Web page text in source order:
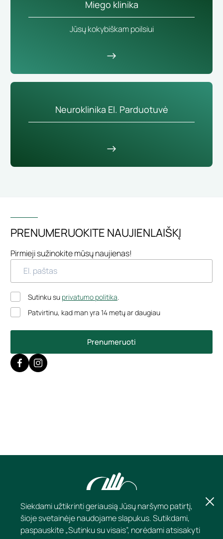
Miego klinika
Jūsų kokybiškam poilsiui
Neuroklinika El. Parduotuvė
PRENUMERUOKITE NAUJIENLAIŠKĮ
Pirmieji sužinokite mūsų naujienas!
Prenumeruoti
Sutinku su privatumo politika.
Patvirtinu, kad man yra 14 metų ar daugiau
Siekdami užtikrinti geriausią Jūsų naršymo patirtį,
šioje svetainėje naudojame slapukus. Sutikdami,
paspauskite „Sutinku su visais”, norėdami atsisakyti